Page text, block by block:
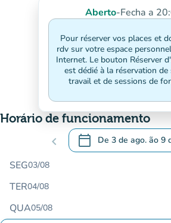
Aberto-Fecha a
Pour réserver vos places et
rdv sur votre espace
Internet. Le bouton Réserver
est dédié à la réservation de
travail et de sessions de
Horário de funcionamento
chevron_left calendar_today De 3 de ago. ão 9
.Abra o calendário
SEG03/08
TER04/08
QUA05/08